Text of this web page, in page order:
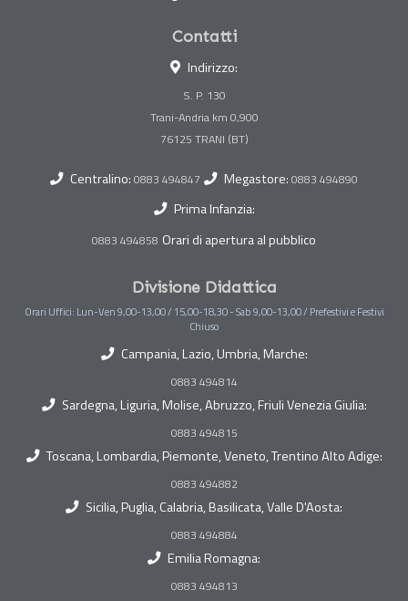
Contatti
Indirizzo:
S. P. 130
Trani-Andria km 0,900
Centralino: 0883 494847 Megastore: 0883 494890
Prima Infanzia:
0883 494858 Orari di apertura al pubblico
Divisione Didattica
Orari Uffici: Lun-Ven 9,00-13,00 / 15,00-18,30 - Sab 9,00-13,00 / Prefestivi e Festivi
Chiuso
Campania, Lazio, Umbria, Marche:
0883 494814
Sardegna, Liguria, Molise, Abruzzo, Friuli Venezia Giulia:
0883 494815
Toscana, Lombardia, Piemonte, Veneto, Trentino Alto Adige:
0883 494882
Sicilia, Puglia, Calabria, Basilicata, Valle D'Aosta:
0883 494884
Emilia Romagna:
0883 494813